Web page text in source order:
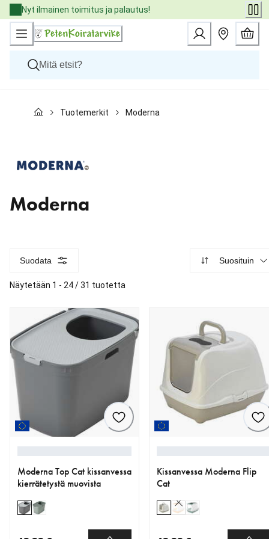
Skip
to
Content
Nyt ilmainen toimitus ja palautus!
Kissat
Uutuudet
Tuotemerkit Moderna
Moderna
Suodata Suosituin
Näytetään 1 - 24 / 31 tuotetta
Moderna Top Cat kissanvessa
kierrätetystä muovista
Kissanvessa Moderna Flip
Cat